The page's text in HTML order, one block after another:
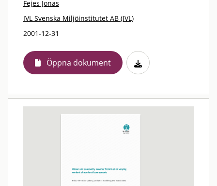
Fejes Jonas
IVL Svenska Miljöinstitutet AB (IVL)
2001-12-31
Öppna dokument